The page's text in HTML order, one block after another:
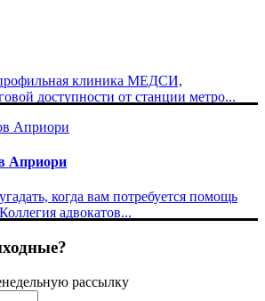
клиника МЕДСИ,
доступности от станции метро...
Априори
когда вам потребуется помощь
адвокатов...
рассылку